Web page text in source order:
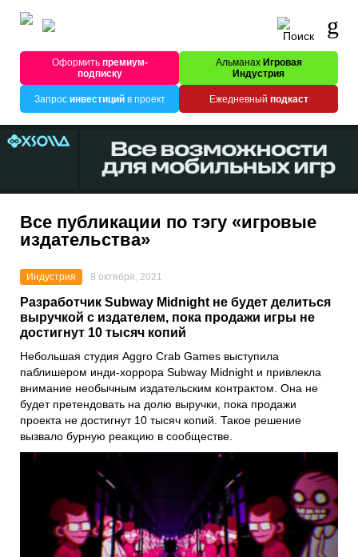
Оформитьпремиум-
подписку
Альманах Игровая
Индустрия
Запрос инвестицийв проект Ежедневный подкаст
Все публикации по тэгу «игровые
издательства»
Индустрия 8 октября, 2021
Разработчик Subway Midnight не будет делиться
выручкой с издателем, пока продажи игры не
достигнут 10 тысяч копий
Небольшая студия Aggro Crab Games выступила
паблишером инди-хоррора Subway Midnight и привлекла
внимание необычным издательским контрактом. Она не
будет претендовать на долю выручки, пока продажи
проекта не достигнут 10 тысяч копий. Такое решение
вызвало бурную реакцию в сообществе.